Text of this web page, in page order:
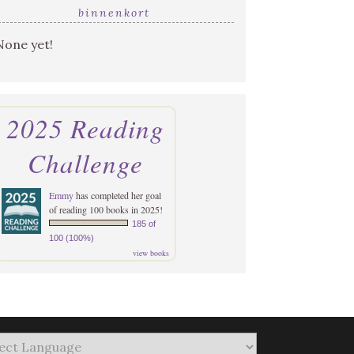
binnenkort
yet!
2025 Reading
Challenge
Emmyhas completed her goal
of reading 100 books in 2025!
185 of
100 (100%)
view books